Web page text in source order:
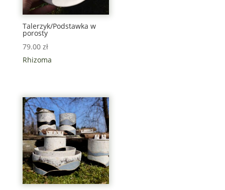
Talerzyk/Podstawka w
porosty
79.00 zł
Rhizoma